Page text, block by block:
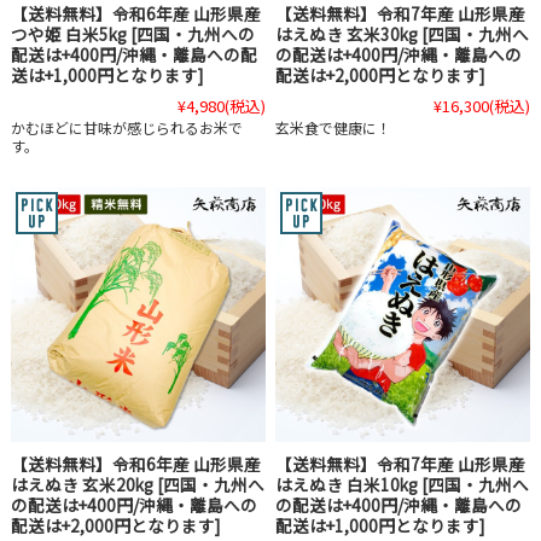
【送料無料】令和6年産 山形県産
つや姫 白米5kg [四国・九州への
配送は+400円/沖縄・離島への配
送は+1,000円となります]
¥4,980(税込)
かむほどに甘味が感じられるお米で
す。
【送料無料】令和7年産 山形県産
はえぬき 玄米30kg [四国・九州へ
の配送は+400円/沖縄・離島への
配送は+2,000円となります]
¥16,300(税込)
玄米食で健康に！
【送料無料】令和6年産 山形県産
はえぬき 玄米20kg [四国・九州へ
の配送は+400円/沖縄・離島への
配送は+2,000円となります]
【送料無料】令和7年産 山形県産
はえぬき 白米10kg [四国・九州へ
の配送は+400円/沖縄・離島への
配送は+1,000円となります]